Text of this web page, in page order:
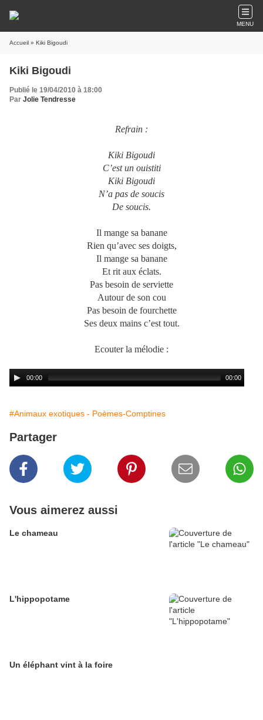
MENU
Accueil » Kiki Bigoudi
Kiki Bigoudi
Publié le 19/04/2010 à 18:00
Par Jolie Tendresse
Refrain :
Kiki Bigoudi
C’est un ouistiti
Kiki Bigoudi
N’a pas de soucis
De soucis.
Il mange sa banane
Rien qu’avec ses doigts,
Il mange sa banane
Et rit aux éclats.
Pas besoin de serviette
Autour de son cou
Pas besoin de fourchette
Ses deux mains c’est tout.
Ecouter la mélodie :
#Animaux exotiques - Poèmes-Comptines
Partager
Vous aimerez aussi
Le chameau
L'hippopotame
Un éléphant vint à la foire